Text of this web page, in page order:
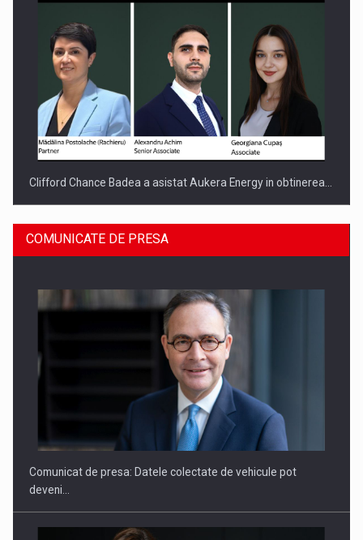
Clifford Chance Badea a asistat Aukera Energy in obtinerea…
SAPTE PERSONALITATI DIN MEDIUL DE AFACERI, ACADEMIC
COMUNICATE DE PRESA
Comunicat de presa: Datele colectate de vehicule pot
deveni…